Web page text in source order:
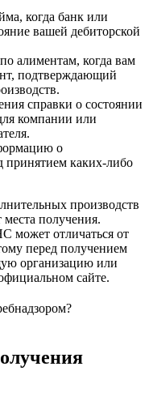
когда банк или
вашей дебиторской
алиментам, когда вам
подтверждающий
справки о состоянии
компании или
о
принятием каких-либо
производств
получения.
может отличаться от
перед получением
организацию или
сайте.